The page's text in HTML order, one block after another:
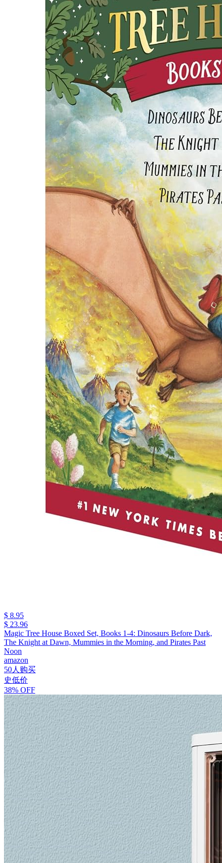
$ 8.95
$ 23.96
Magic Tree House Boxed Set, Books 1-4: Dinosaurs Before Dark,
The Knight at Dawn, Mummies in the Morning, and Pirates Past
Noon
amazon
50人购买
史低价
38% OFF